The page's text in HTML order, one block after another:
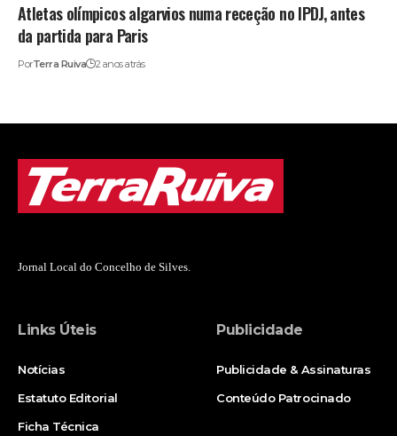
Atletas olímpicos algarvios numa receção no IPDJ, antes
da partida para Paris
PorTerra Ruiva 2 anos atrás
Jornal Local do Concelho de Silves.
Links Úteis
Notícias
Estatuto Editorial
Ficha Técnica
Publicidade
Publicidade & Assinaturas
Conteúdo Patrocinado